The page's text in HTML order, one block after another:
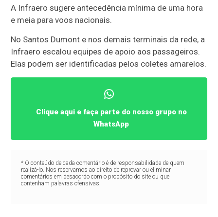
A Infraero sugere antecedência mínima de uma hora
e meia para voos nacionais.
No Santos Dumont e nos demais terminais da rede, a
Infraero escalou equipes de apoio aos passageiros.
Elas podem ser identificadas pelos coletes amarelos.
Clique aqui e faça parte do nosso grupo no
WhatsApp
* O conteúdo de cada comentário é de responsabilidade de quem
realizá-lo. Nos reservamos ao direito de reprovar ou eliminar
comentários em desacordo com o propósito do site ou que
contenham palavras ofensivas.